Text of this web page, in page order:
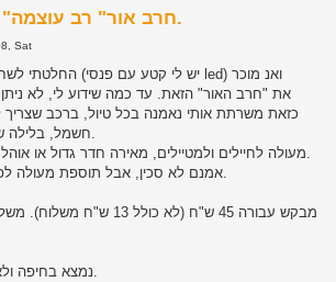
למכירה פנס LED "חרב אור" רב עוצמה.
Sat
החלטתי לשחרר חלק מפנסי הלד שלי (יש לי קטע עם פנסי led) ואנ מוכר
את "חרב האור" הזאת. עד כמה שידוע לי, לא
כזאת משרתת אותי נאמנה בכל טיול, ברכב
חשמל, בלילה שלא בא לי להדליק אורות.
מעולה לחיילים ולמטיילים, מאירה חדר גדול או אוהל באור "רך" אך מאוד חזק.
אמנם לא סכין, אבל תוספת מעולה לפק"ל. אורך: 12 סנטימטר.
מבקש עבורה 45 ש"ח (לא כולל
נמצא בחיפה ולא מגיע בדרך כלל למרכז.